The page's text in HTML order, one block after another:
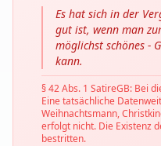
Es hat sich in der
gut ist, wenn man
möglichst schönes -
kann.
§ 42 Abs. 1 SatireGB: Bei
Eine tatsächliche
Weihnachtsmann,
erfolgt nicht. Die Existenz
bestritten.